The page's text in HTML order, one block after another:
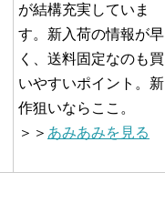
が結構充実していま
す。新入荷の情報が早
く、送料固定なのも買
いやすいポイント。新
作狙いならここ。
＞＞ あみあみを見る